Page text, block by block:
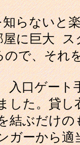
らないと
屋に巨大
ので、それ
口ゲート
した。貸し
結ぶだけの
ガーから適